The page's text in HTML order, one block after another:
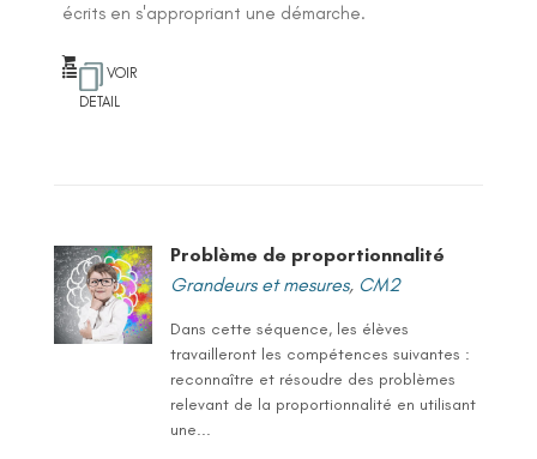
écrits en s'appropriant une démarche.
VOIR
DETAIL
Problème de proportionnalité
Grandeurs et mesures, CM2
Dans cette séquence, les élèves
travailleront les compétences suivantes :
reconnaître et résoudre des problèmes
relevant de la proportionnalité en utilisant
une...